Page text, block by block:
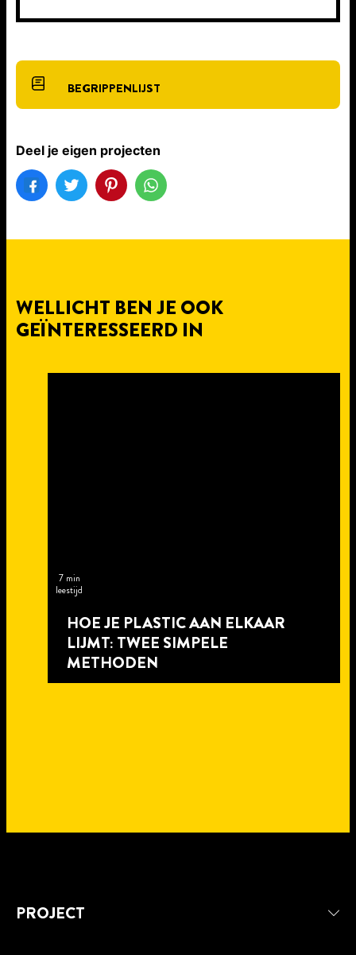
BEGRIPPENLIJST
Deel je eigen projecten
WELLICHT BEN JE OOK
GEÏNTERESSEERD IN
7 min
leestijd
HOE JE PLASTIC AAN ELKAAR
LIJMT: TWEE SIMPELE
METHODEN
5 min
leestijd
5 min
PROJECT